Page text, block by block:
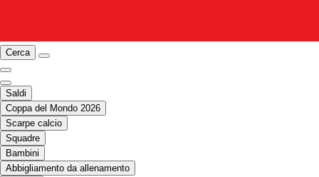
Cerca
Saldi
Coppa del Mondo 2026
Scarpe calcio
Squadre
Bambini
Abbigliamento da allenamento